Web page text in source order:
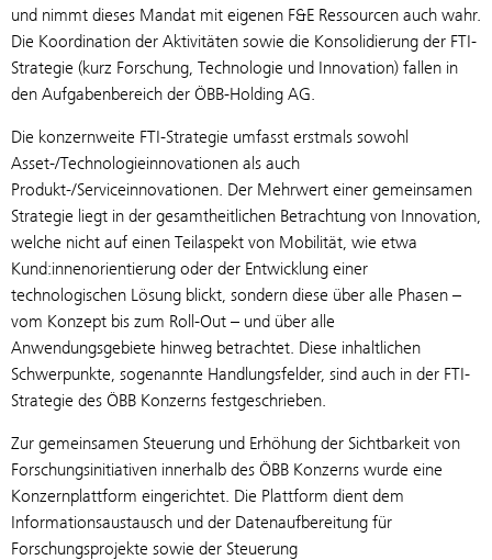
und nimmt dieses Mandat mit eigenen F&E Ressourcen auch wahr.
Die Koordination der Aktivitäten sowie die Konsolidierung der FTI-
Strategie (kurz Forschung, Technologie und Innovation) fallen in
den Aufgabenbereich der ÖBB-Holding AG.
Die konzernweite FTI-Strategie umfasst erstmals sowohl
Asset-/Technologieinnovationen als auch
Produkt-/Serviceinnovationen. Der Mehrwert einer gemeinsamen
Strategie liegt in der gesamtheitlichen Betrachtung von Innovation,
welche nicht auf einen Teilaspekt von Mobilität, wie etwa
Kund:innenorientierung oder der Entwicklung einer
technologischen Lösung blickt, sondern diese über alle Phasen –
vom Konzept bis zum Roll-Out – und über alle
Anwendungsgebiete hinweg betrachtet. Diese inhaltlichen
Schwerpunkte, sogenannte Handlungsfelder, sind auch in der FTI-
Strategie des ÖBB Konzerns festgeschrieben.
Zur gemeinsamen Steuerung und Erhöhung der Sichtbarkeit von
Forschungsinitiativen innerhalb des ÖBB Konzerns wurde eine
Konzernplattform eingerichtet. Die Plattform dient dem
Informationsaustausch und der Datenaufbereitung für
Forschungsprojekte sowie der Steuerung